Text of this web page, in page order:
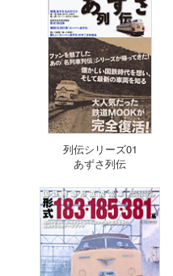
列伝シリーズ01
あずさ列伝